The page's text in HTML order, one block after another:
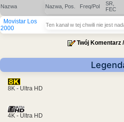
Nazwa Nazwa, Pos. Freq/Pol
SR,
FEC
Movistar Los
2000
Ten kanał w tej chwili nie jest
Twój Komentarz
8K - Ultra HD
4K - Ultra HD